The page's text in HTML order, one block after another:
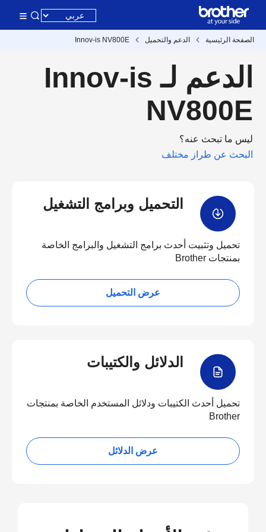
الصفحة الرئيسية الدعم والتحميل Innov-is NV800E
الدعم لـ Innov-is
NV800E
ليس ما تبحث عنه؟
البحث عن طراز مختلف
التحميل وبرامج التشغيل
تحميل وتثبيت أحدث برامج التشغيل والبرامج الخاصة
بمنتجات Brother
عرض التحميل
الدلائل والكتيبات
تحميل أحدث الكتيبات ودلائل المستخدم الخاصة بمنتجات
Brother
عرض الدلائل